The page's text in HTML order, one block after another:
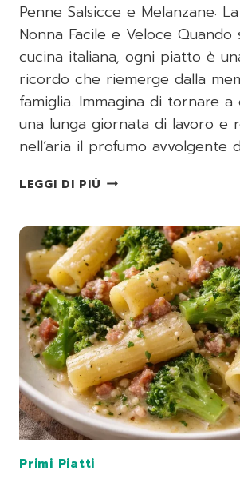
Penne Salsicce e Melanzane:
Nonna Facile e Veloce Quando
cucina italiana, ogni piatto è
ricordo che riemerge dalla
famiglia. Immagina di tornare a
una lunga giornata di lavoro e
nell’aria il profumo avvolgente
LEGGI DI PIÙ PENNE
MELANZANE
Primi Piatti